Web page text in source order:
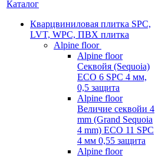
Каталог
Кварцвиниловая плитка SPC,
LVT, WPC, ПВХ плитка
Alpine floor
Alpine floor
Секвойя (Sequoia)
ECO 6 SPC 4 мм,
0,5 защита
Alpine floor
Величие секвойи 4
mm (Grand Sequoia
4 mm) ECO 11 SPC
4 мм 0,55 защита
Alpine floor